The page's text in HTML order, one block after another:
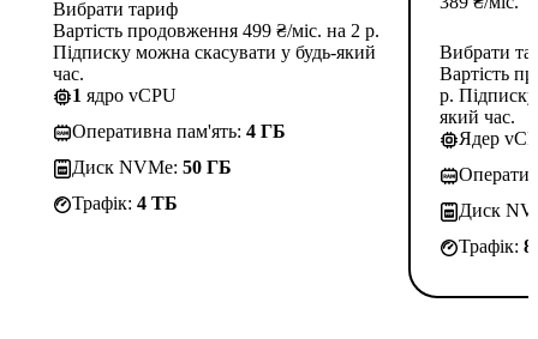
Вибрати тариф
Вартість продовження 499 ₴/міс. на 2 р.
Підписку можна скасувати у будь-який
час.
1 ядро vCPU
Оперативна пам'ять: 4 ГБ
Диск NVMe: 50 ГБ
Трафік: 4 TБ
Вибрати
Вартість
р.
який час.
Ядер
Диск
Трафік: